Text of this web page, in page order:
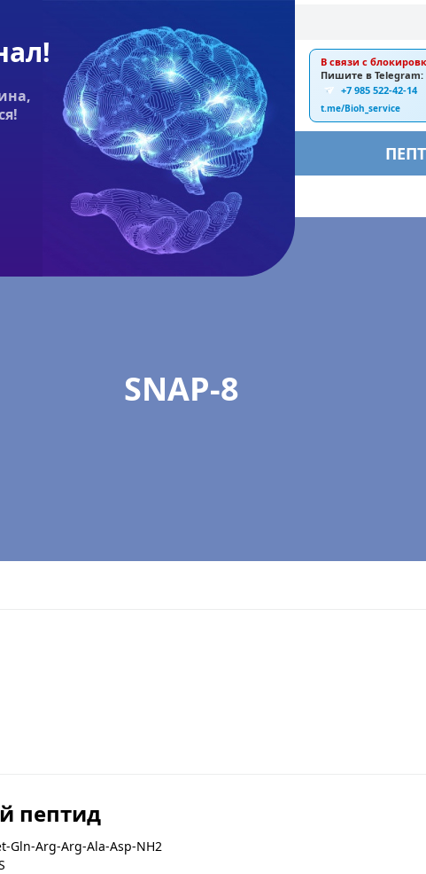
График работы:
Пн-пт 9:00–19:00
E-mail:
ankebiorus@gmail.com
В связи с
Пишите в Telegram:
+7 985 522-42-14
t.me/Bioh_service
ГРИБЫ
SNAP-8
пептид
Gln-Arg-Arg-Ala-Asp-NH2